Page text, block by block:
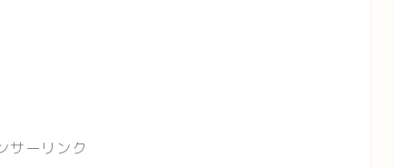
サーリンク